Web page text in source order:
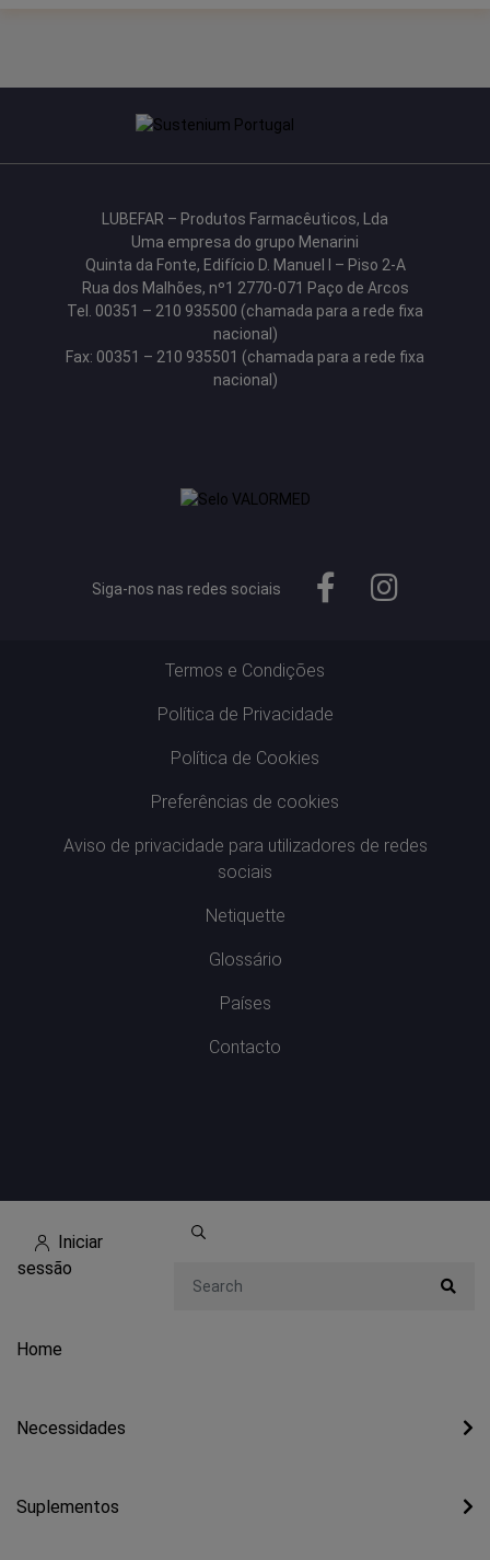
LUBEFAR – Produtos Farmacêuticos, Lda
Uma empresa do grupo Menarini
Quinta da Fonte, Edifício D. Manuel I – Piso 2-A
Rua dos Malhões, nº1 2770-071 Paço de Arcos
Tel. 00351 – 210 935500 (chamada para a rede fixa
nacional)
Fax: 00351 – 210 935501 (chamada para a rede fixa
nacional)
Siga-nos nas redes sociais
Termos e Condições
Política de Privacidade
Política de Cookies
Preferências de cookies
Aviso de privacidade para utilizadores de redes
sociais
Netiquette
Glossário
Países
Contacto
Iniciar
sessão
Home
Necessidades
Suplementos